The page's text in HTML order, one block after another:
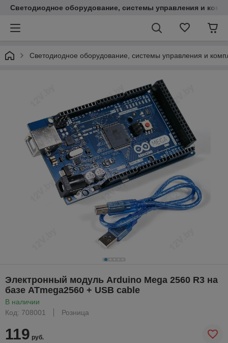
Светодиодное оборудование, системы управления и
Светодиодное оборудование, системы управления и
Электронный модуль Arduino Mega 2560 R3 на
базе ATmega2560 + USB cable
В наличии
Код: 708001
Розница
119 руб.